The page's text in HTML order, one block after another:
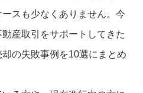
スも少なくありません。今
産取引をサポートしてきた
の失敗事例を10選にまとめ